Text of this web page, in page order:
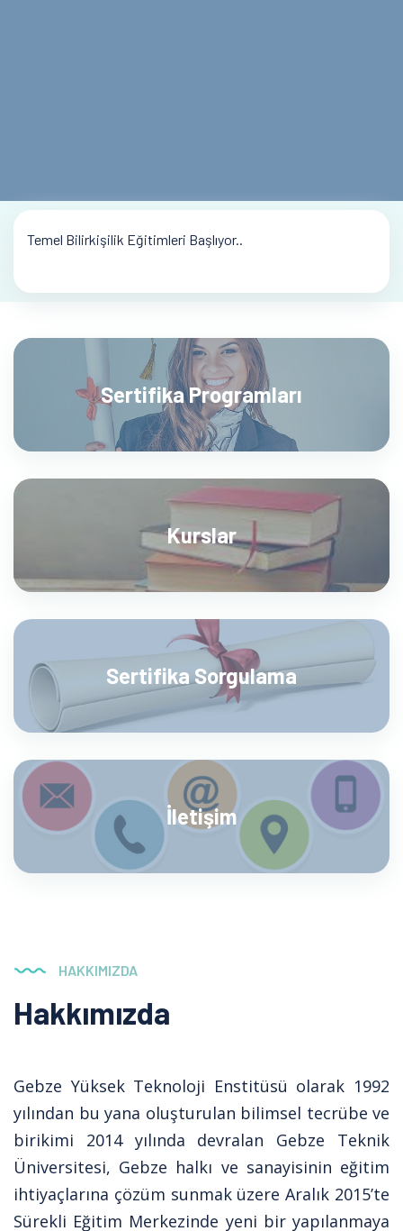
Temel Bilirkişilik Eğitimleri Başlıyor..
Sertifika Programları
Kurslar
Sertifika Sorgulama
İletişim
HAKKIMIZDA
Hakkımızda
Gebze Yüksek Teknoloji Enstitüsü olarak 1992
yılından bu yana oluşturulan bilimsel tecrübe ve
birikimi 2014 yılında devralan Gebze Teknik
Üniversitesi, Gebze halkı ve sanayisinin eğitim
ihtiyaçlarına çözüm sunmak üzere Aralık 2015’te
Sürekli Eğitim Merkezinde yeni bir yapılanmaya